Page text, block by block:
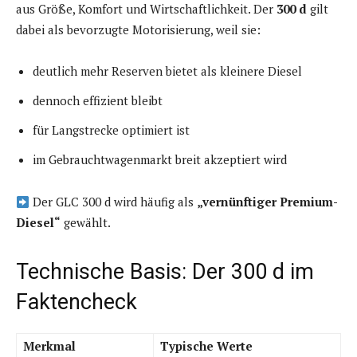
aus Größe, Komfort und Wirtschaftlichkeit. Der 300 d gilt
dabei als bevorzugte Motorisierung, weil sie:
deutlich mehr Reserven bietet als kleinere Diesel
dennoch effizient bleibt
für Langstrecke optimiert ist
im Gebrauchtwagenmarkt breit akzeptiert wird
Der GLC 300 d wird häufig als „vernünftiger Premium-
Diesel“ gewählt.
Technische Basis: Der 300 d im
Faktencheck
Merkmal
Typische Werte